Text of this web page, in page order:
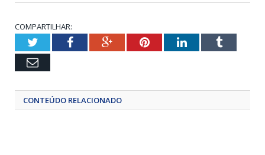
COMPARTILHAR:
TwitterFacebookGoogle+PinterestLinkedInTumblr
Email
CONTEÚDO RELACIONADO